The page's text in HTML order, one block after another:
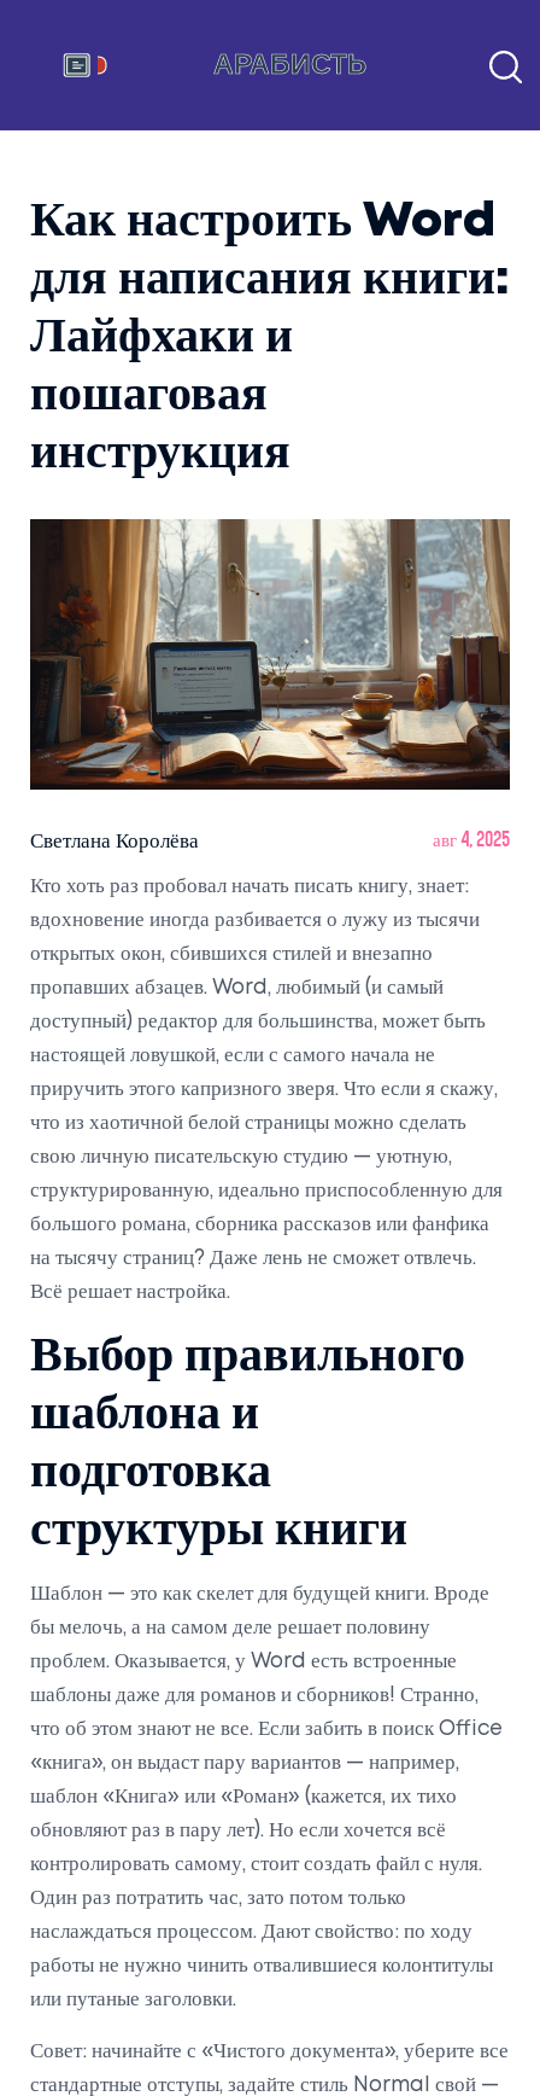
Как настроить Word
для написания книги:
Лайфхаки и
пошаговая
инструкция
Светлана Королёва авг 4, 2025
Кто хоть раз пробовал начать писать книгу, знает:
вдохновение иногда разбивается о лужу из тысячи
открытых окон, сбившихся стилей и внезапно
пропавших абзацев. Word, любимый (и самый
доступный) редактор для большинства, может быть
настоящей ловушкой, если с самого начала не
приручить этого капризного зверя. Что если я скажу,
что из хаотичной белой страницы можно сделать
свою личную писательскую студию — уютную,
структурированную, идеально приспособленную для
большого романа, сборника рассказов или фанфика
на тысячу страниц? Даже лень не сможет отвлечь.
Всё решает настройка.
Выбор правильного
шаблона и
подготовка
структуры книги
Шаблон — это как скелет для будущей книги. Вроде
бы мелочь, а на самом деле решает половину
проблем. Оказывается, у Word есть встроенные
шаблоны даже для романов и сборников! Странно,
что об этом знают не все. Если забить в поиск Office
«книга», он выдаст пару вариантов — например,
шаблон «Книга» или «Роман» (кажется, их тихо
обновляют раз в пару лет). Но если хочется всё
контролировать самому, стоит создать файл с нуля.
Один раз потратить час, зато потом только
наслаждаться процессом. Дают свойство: по ходу
работы не нужно чинить отвалившиеся колонтитулы
или путаные заголовки.
Совет: начинайте с «Чистого документа», уберите все
стандартные отступы, задайте стиль Normal свой —